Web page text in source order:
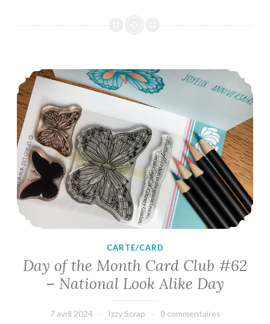
post
Modern
Shapes
Day of the Month Card Club #62 – National Look Alike Day
CARTE/CARD
Day of the Month Card Club #62
– National Look Alike Day
7 avril 2024 Izzy Scrap 8 commentaires